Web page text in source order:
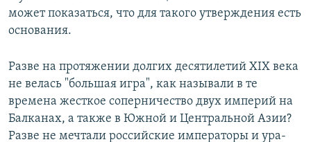
может показаться, что для такого утверждения есть
основания.
Разве на протяжении долгих десятилетий XIX века
не велась "большая игра", как называли в те
времена жесткое соперничество двух империй на
Балканах, а также в Южной и Центральной Азии?
Разве не мечтали российские императоры и ура-